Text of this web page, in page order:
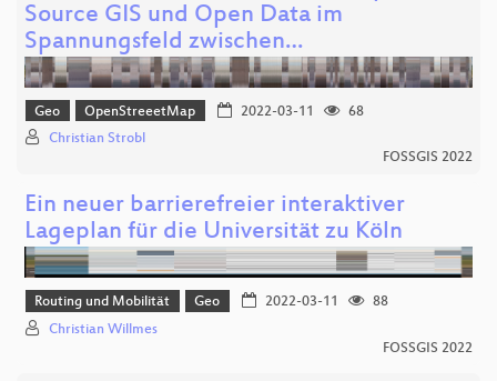
Source GIS und Open Data im
Spannungsfeld zwischen…
Geo OpenStreeetMap 2022-03-11
68
Christian Strobl
FOSSGIS 2022
Ein neuer barrierefreier interaktiver
Lageplan für die Universität zu Köln
Routing und Mobilität Geo 2022-03-11
88
Christian Willmes
FOSSGIS 2022